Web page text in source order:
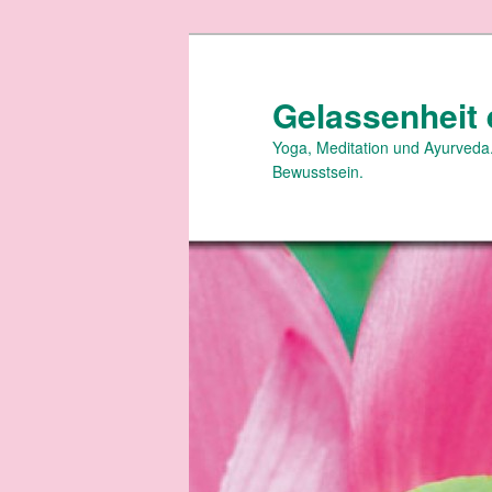
Gelassenheit
Yoga, Meditation und
Bewusstsein.